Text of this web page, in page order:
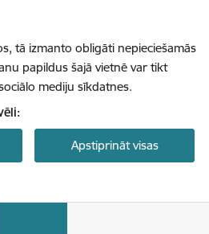
tā izmanto obligāti nepieciešamās
papildus šajā vietnē var tikt
mediju sīkdatnes.
Apstiprināt visas